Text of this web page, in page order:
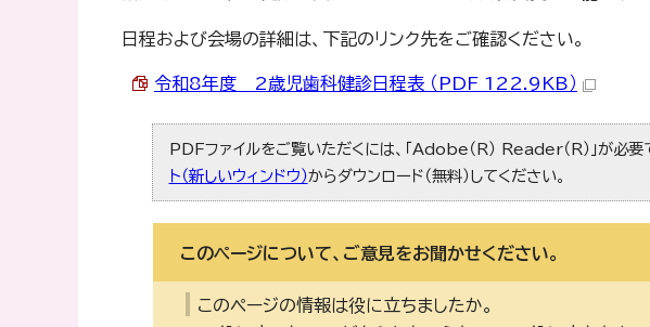
日程および会場の詳細は、下記のリンク先をご確認ください。
令和8年度 2歳児歯科健診日程表 （PDF 122.9KB）
PDFファイルをご覧いただくには、「Adobe（R） Reader（R）」が必
ト（新しいウィンドウ）からダウンロード（無料）してください。
このページについて、ご意見をお聞かせください。
このページの情報は役に立ちましたか。